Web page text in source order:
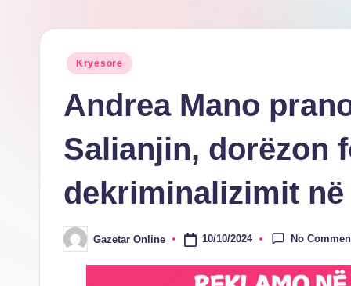
g ngut
Posted
Kryesore
Andrea Mano
Salianjin, dorëzon
dekriminalizimit në
Posted
by
Gazetar Online 10/10/2024 No